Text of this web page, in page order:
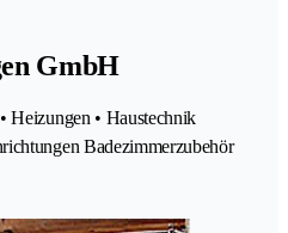
GmbH
Heizungen • Haustechnik
Badezimmerzubehör